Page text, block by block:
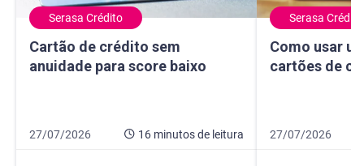
Serasa Crédito
Cartão de crédito sem
anuidade para score baixo
Cartão de crédito sem anuidade para score baixo
Data de publicação 27 de julho de 2026
27/07/2026 16 minutosde leitura
16 minutos de leitura
Serasa Crédito
Como usar
cartões de
Como usar um
Data de
27/07/2026
10 minutos de